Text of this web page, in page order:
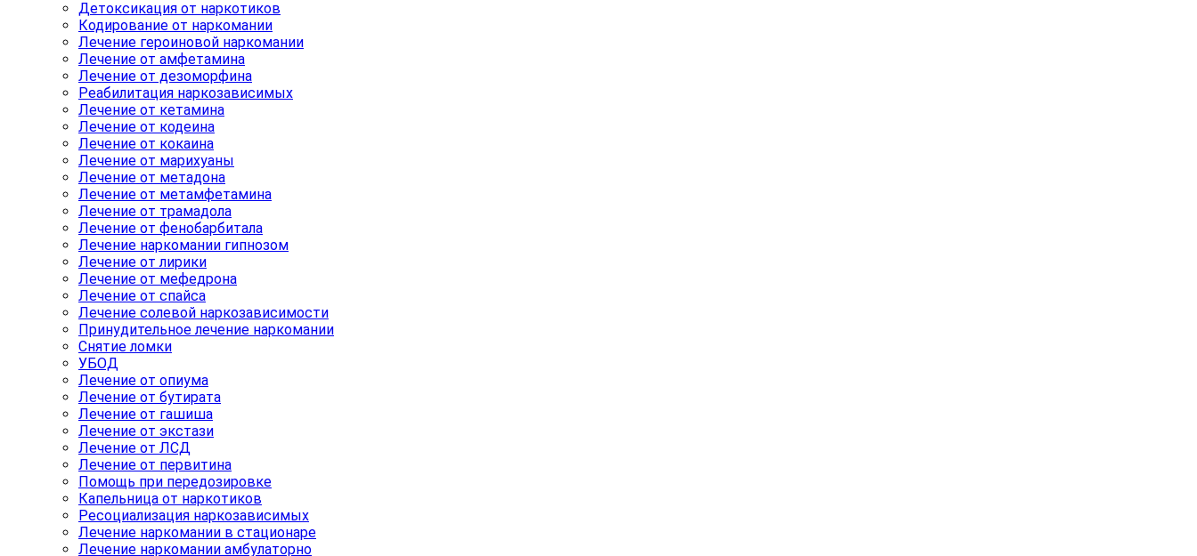
Детоксикация от наркотиков
Кодирование от наркомании
Лечение героиновой наркомании
Лечение от амфетамина
Лечение от дезоморфина
Реабилитация наркозависимых
Лечение от кетамина
Лечение от кодеина
Лечение от кокаина
Лечение от марихуаны
Лечение от метадона
Лечение от метамфетамина
Лечение от трамадола
Лечение от фенобарбитала
Лечение наркомании гипнозом
Лечение от лирики
Лечение от мефедрона
Лечение от спайса
Лечение солевой наркозависимости
Принудительное лечение наркомании
Снятие ломки
УБОД
Лечение от опиума
Лечение от бутирата
Лечение от гашиша
Лечение от экстази
Лечение от ЛСД
Лечение от первитина
Помощь при передозировке
Капельница от наркотиков
Ресоциализация наркозависимых
Лечение наркомании в стационаре
Лечение наркомании амбулаторно